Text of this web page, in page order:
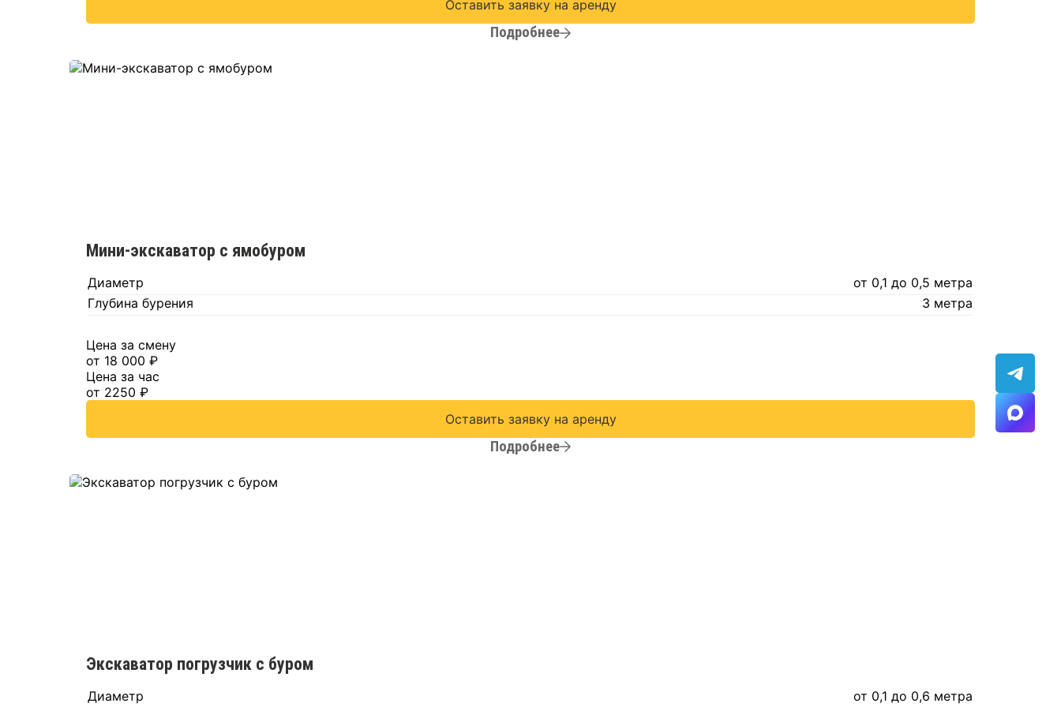
Оставить заявку на аренду
Подробнее
Мини-экскаватор с ямобуром
Диаметр
от 0,1 до 0,5 метра
Глубина бурения
3 метра
Цена за смену
от 18 000 ₽
Цена за час
от 2250 ₽
Оставить заявку на аренду
Подробнее
Экскаватор погрузчик с буром
Диаметр от 0,1 до 0,6 метра